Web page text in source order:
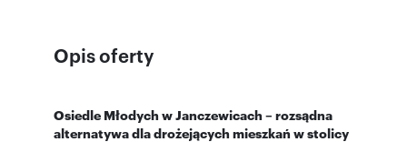
Opis oferty
Osiedle Młodych w Janczewicach – rozsądna
alternatywa dla drożejących mieszkań w stolicy